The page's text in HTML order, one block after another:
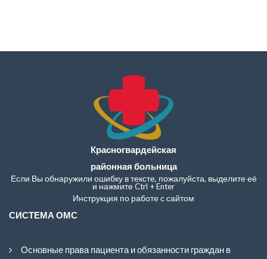
Красногвардейская
районная больница
Если Вы обнаружили ошибку в тексте, пожалуйста, выделите её
и нажмите Ctrl + Enter
Инструкция по работе с сайтом
СИСТЕМА ОМС
Основные права пациента и обязанности граждан в